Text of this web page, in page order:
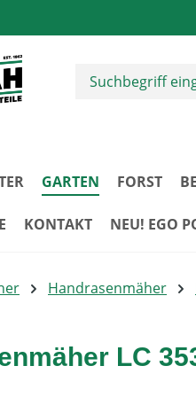
GARTEN FORST
KONTAKT NEU! EGO
Handrasenmäher
LC